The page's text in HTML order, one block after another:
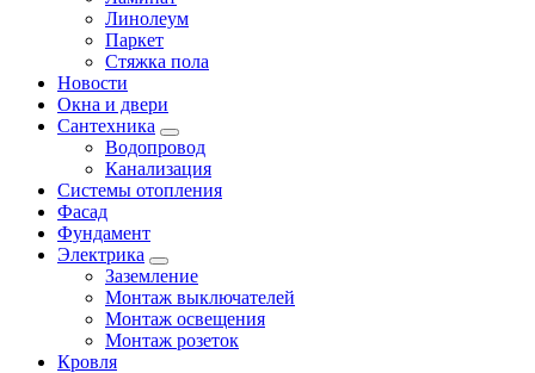
Линолеум
Паркет
Стяжка пола
Новости
Окна и двери
Сантехника
Водопровод
Канализация
Системы отопления
Фасад
Фундамент
Электрика
Заземление
Монтаж выключателей
Монтаж освещения
Монтаж розеток
Кровля